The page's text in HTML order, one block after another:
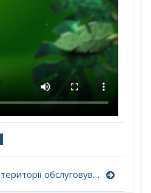
Рішення про закріплення території обслуговування за закладами освіти Бочечківської сільської ради на 2023/2024 навчальнийрік у новій редакції